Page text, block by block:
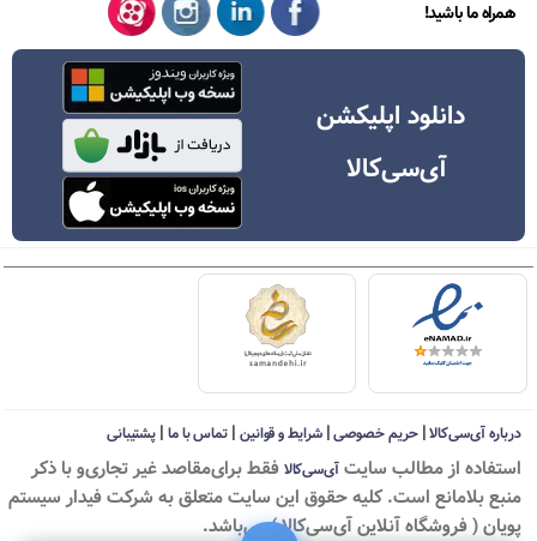
همراه ما باشید!
دانلود اپلیکشن
آی‌سی‌کالا
درباره آی‌سی‌کالا|حریم خصوصی|شرایط و قوانین | تماس با ما| پشتیبانی
استفاده از مطالب سايت آی‌سی‌کالا فقط برای‌مقاصد غیر تجاری‌و با ذکر
منبع بلامانع است. کليه حقوق اين سايت متعلق به شرکت فیدار سیستم
پویان ( فروشگاه آنلاین آی‌سی‌کالا ) می‌باشد.